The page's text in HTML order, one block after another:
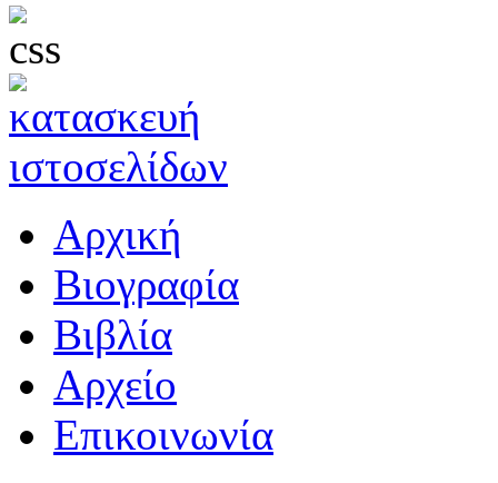
Αρχική
Βιογραφία
Βιβλία
Αρχείο
Επικοινωνία